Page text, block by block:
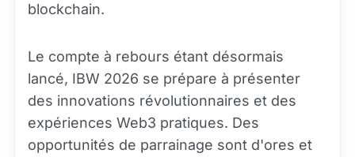
blockchain.
Le compte à rebours étant désormais
lancé, IBW 2026 se prépare à présenter
des innovations révolutionnaires et des
expériences Web3 pratiques. Des
opportunités de parrainage sont d'ores et